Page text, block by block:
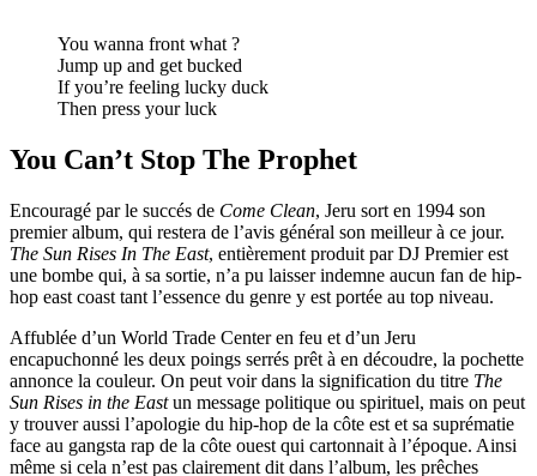
You wanna front what ?
Jump up and get bucked
If you’re feeling lucky duck
Then press your luck
You Can’t Stop The Prophet
Encouragé par le succés de Come Clean, Jeru sort en 1994 son
premier album, qui restera de l’avis général son meilleur à ce jour.
The Sun Rises In The East, entièrement produit par DJ Premier est
une bombe qui, à sa sortie, n’a pu laisser indemne aucun fan de hip-
hop east coast tant l’essence du genre y est portée au top niveau.
Affublée d’un World Trade Center en feu et d’un Jeru
encapuchonné les deux poings serrés prêt à en découdre, la pochette
annonce la couleur. On peut voir dans la signification du titre The
Sun Rises in the Eastun message politique ou spirituel, mais on peut
y trouver aussi l’apologie du hip-hop de la côte est et sa suprématie
face au gangsta rap de la côte ouest qui cartonnait à l’époque. Ainsi
même si cela n’est pas clairement dit dans l’album, les prêches